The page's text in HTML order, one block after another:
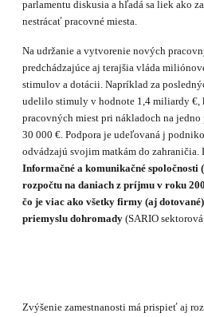
parlamentu diskusia a hľadá sa liek ako
nestrácať pracovné miesta.
Na udržanie a vytvorenie nových
predchádzajúce aj terajšia vláda
stimulov a dotácii. Napríklad za
udelilo stimuly v hodnote 1,4 miliardy
pracov­ných miest pri nákladoch na jedno
30 000 €. Podpora je udeľovaná j
odvádzajú svojim matkám do zahraničia.
Informačné a komunikačné spoločnosti
rozpočtu na da­niach z príjmu v roku
čo je viac ako všetky firmy (aj doto­vané)
priemyslu dohromady (SARIO
Zvýšenie zamestnanosti má prispieť aj